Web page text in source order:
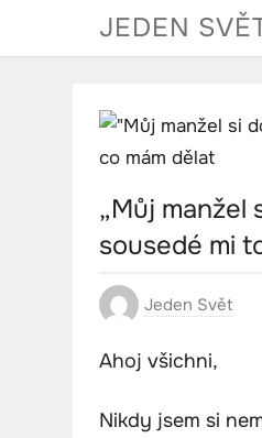
JEDEN
„Můj manžel
sousedé mi
Jeden Svět
Ahoj všichni,
Nikdy jsem si